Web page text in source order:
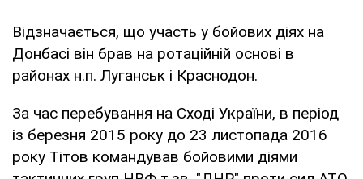
Відзначається, що участь у бойових діях на
Донбасі він брав на ротаційній основі в
районах н.п. Луганськ і Краснодон.
За час перебування на Сході України, в період
із березня 2015 року до 23 листопада 2016
року Тітов командував бойовими діями